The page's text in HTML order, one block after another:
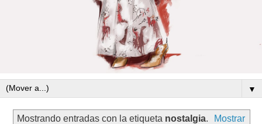
▼
Mostrando entradas con la etiqueta nostalgia.
Mostrar